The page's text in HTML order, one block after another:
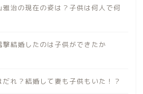
雅治の現在の姿は？子供は何人で何
撃結婚したのは子供ができたか
れ？結婚して妻も子供もいた！？